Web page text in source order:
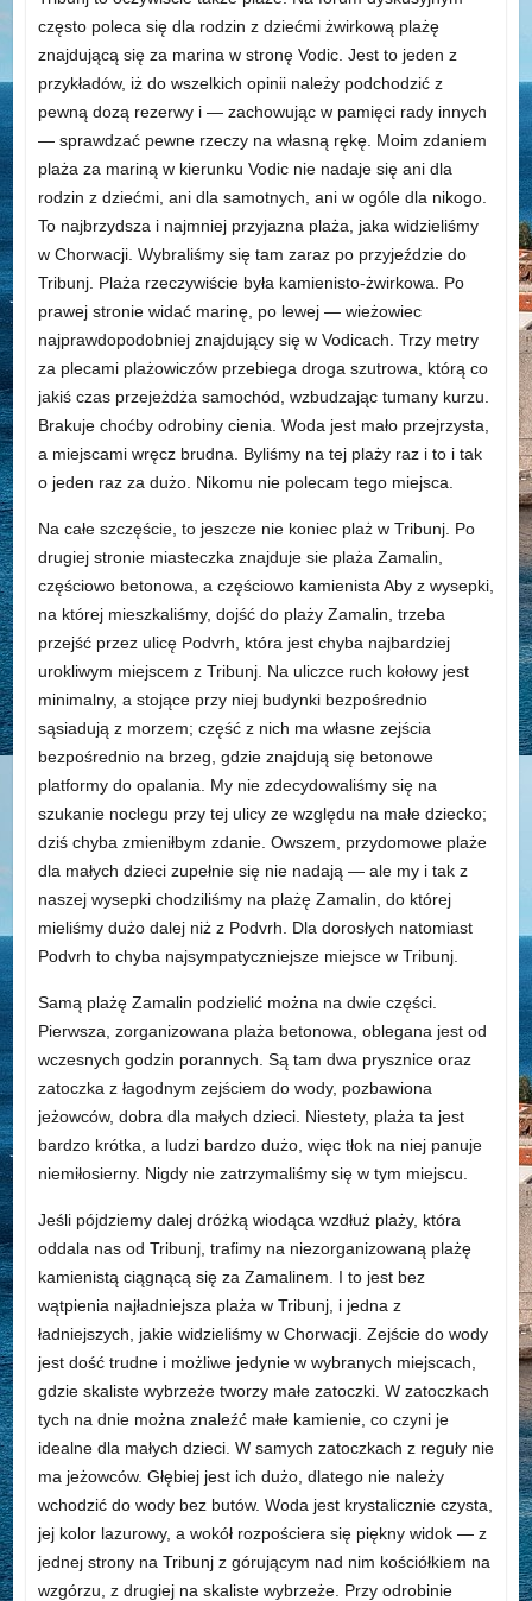
często poleca się dla rodzin z dziećmi żwirkową plażę
znajdującą się za marina w stronę Vodic. Jest to jeden z
przykładów, iż do wszelkich opinii należy podchodzić z
pewną dozą rezerwy i — zachowując w pamięci rady innych
— sprawdzać pewne rzeczy na własną rękę. Moim zdaniem
plaża za mariną w kierunku Vodic nie nadaje się ani dla
rodzin z dziećmi, ani dla samotnych, ani w ogóle dla nikogo.
To najbrzydsza i najmniej przyjazna plaża, jaka widzieliśmy
w Chorwacji. Wybraliśmy się tam zaraz po przyjeździe do
Tribunj. Plaża rzeczywiście była kamienisto-żwirkowa. Po
prawej stronie widać marinę, po lewej — wieżowiec
najprawdopodobniej znajdujący się w Vodicach. Trzy metry
za plecami plażowiczów przebiega droga szutrowa, którą co
jakiś czas przejeżdża samochód, wzbudzając tumany kurzu.
Brakuje choćby odrobiny cienia. Woda jest mało przejrzysta,
a miejscami wręcz brudna. Byliśmy na tej plaży raz i to i tak
o jeden raz za dużo. Nikomu nie polecam tego miejsca.
Na całe szczęście, to jeszcze nie koniec plaż w Tribunj. Po
drugiej stronie miasteczka znajduje sie plaża Zamalin,
częściowo betonowa, a częściowo kamienista Aby z wysepki,
na której mieszkaliśmy, dojść do plaży Zamalin, trzeba
przejść przez ulicę Podvrh, która jest chyba najbardziej
urokliwym miejscem z Tribunj. Na uliczce ruch kołowy jest
minimalny, a stojące przy niej budynki bezpośrednio
sąsiadują z morzem; część z nich ma własne zejścia
bezpośrednio na brzeg, gdzie znajdują się betonowe
platformy do opalania. My nie zdecydowaliśmy się na
szukanie noclegu przy tej ulicy ze względu na małe dziecko;
dziś chyba zmieniłbym zdanie. Owszem, przydomowe plaże
dla małych dzieci zupełnie się nie nadają — ale my i tak z
naszej wysepki chodziliśmy na plażę Zamalin, do której
mieliśmy dużo dalej niż z Podvrh. Dla dorosłych natomiast
Podvrh to chyba najsympatyczniejsze miejsce w Tribunj.
Samą plażę Zamalin podzielić można na dwie części.
Pierwsza, zorganizowana plaża betonowa, oblegana jest od
wczesnych godzin porannych. Są tam dwa prysznice oraz
zatoczka z łagodnym zejściem do wody, pozbawiona
jeżowców, dobra dla małych dzieci. Niestety, plaża ta jest
bardzo krótka, a ludzi bardzo dużo, więc tłok na niej panuje
niemiłosierny. Nigdy nie zatrzymaliśmy się w tym miejscu.
Jeśli pójdziemy dalej dróżką wiodąca wzdłuż plaży, która
oddala nas od Tribunj, trafimy na niezorganizowaną plażę
kamienistą ciągnącą się za Zamalinem. I to jest bez
wątpienia najładniejsza plaża w Tribunj, i jedna z
ładniejszych, jakie widzieliśmy w Chorwacji. Zejście do wody
jest dość trudne i możliwe jedynie w wybranych miejscach,
gdzie skaliste wybrzeże tworzy małe zatoczki. W zatoczkach
tych na dnie można znaleźć małe kamienie, co czyni je
idealne dla małych dzieci. W samych zatoczkach z reguły nie
ma jeżowców. Głębiej jest ich dużo, dlatego nie należy
wchodzić do wody bez butów. Woda jest krystalicznie czysta,
jej kolor lazurowy, a wokół rozpościera się piękny widok — z
jednej strony na Tribunj z górującym nad nim kościółkiem na
wzgórzu, z drugiej na skaliste wybrzeże. Przy odrobinie